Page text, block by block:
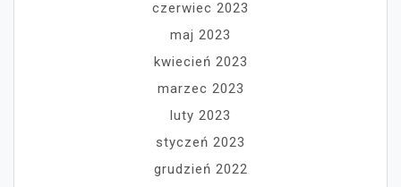
czerwiec 2023
maj 2023
kwiecień 2023
marzec 2023
luty 2023
styczeń 2023
grudzień 2022